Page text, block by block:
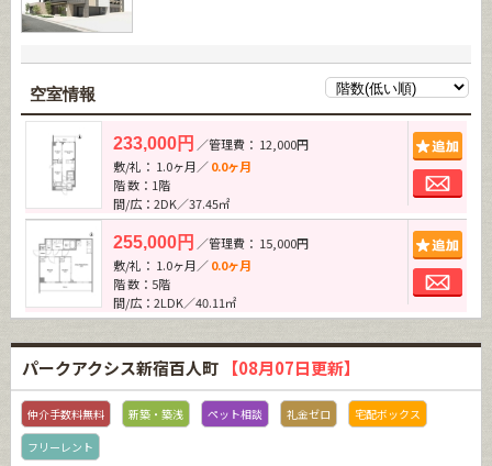
空室情報
233,000円 ／管理費： 12,000円
敷/礼： 1.0ヶ月／0.0ヶ月
階 数：1階
間/広：2DK／37.45㎡
255,000円 ／管理費： 15,000円
敷/礼： 1.0ヶ月／0.0ヶ月
階 数：5階
間/広：2LDK／40.11㎡
パークアクシス新宿百人町 【08月07日更新】
仲介手数料無料 新築・築浅 ペット相談 礼金ゼロ
宅配ボックス
フリーレント